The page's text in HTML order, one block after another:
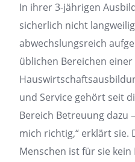
In ihrer 3-jährigen
sicherlich nicht
abwechslungsreich
üblichen Bereichen einer
und Service gehört seit
Bereich Betreuung dazu
mich richtig,“ erklärt sie.
Menschen ist für sie